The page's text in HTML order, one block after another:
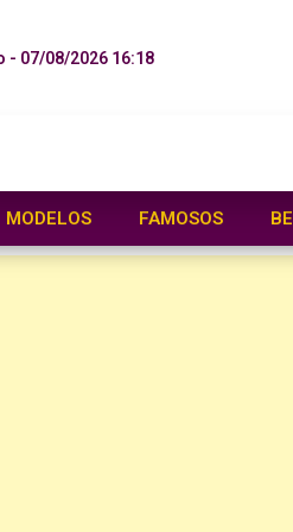
- 07/08/2026 16:18
MODELOS FAMOSOS